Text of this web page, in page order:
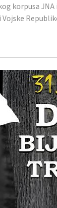
korpusa